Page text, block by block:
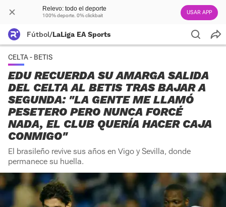
Relevo: todo el deporte
100% deporte. 0% clickbait USAR APP
Fútbol/LaLiga EA Sports
CELTA - BETIS
EDU RECUERDA SU AMARGA SALIDA
DEL CELTA AL BETIS TRAS BAJAR A
SEGUNDA: "LA GENTE ME LLAMÓ
PESETERO PERO NUNCA FORCÉ
NADA, EL CLUB QUERÍA HACER CAJA
CONMIGO"
El brasileño revive sus años en Vigo y Sevilla, donde
permanece su huella.